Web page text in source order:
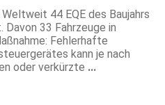
44 EQE des Baujahrs
33 Fahrzeuge in
Fehlerhafte
kann je nach
oder verkürzte ...